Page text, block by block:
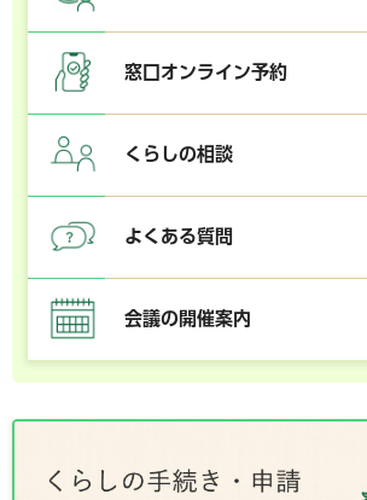
窓口オンライン予約
くらしの相談
よくある質問
会議の開催案内